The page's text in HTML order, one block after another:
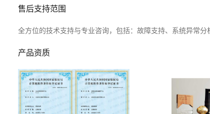
售后支持范围
全方位的技术支持与专业咨询，包括：故障支持、系统异常
产品资质